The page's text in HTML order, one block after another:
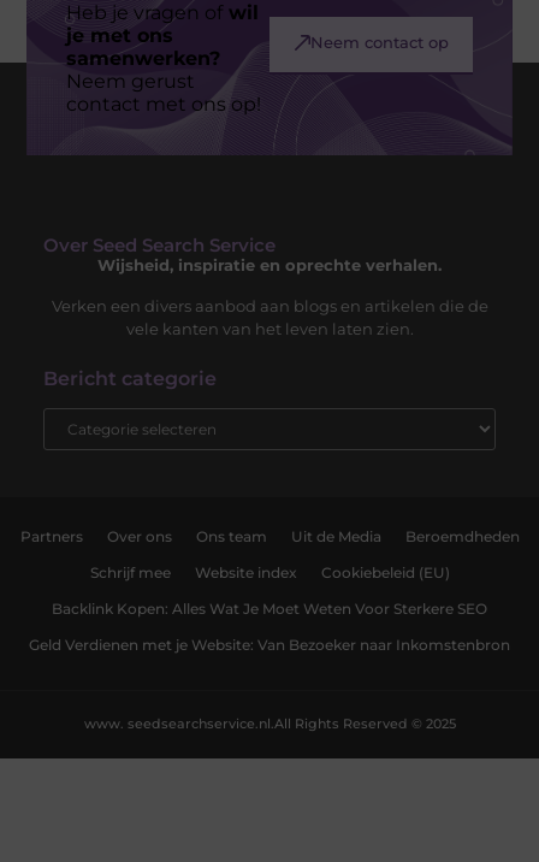
Heb je vragen ofwil
je met ons
samenwerken?
Neem gerust
contact met ons op!
Neem contact op
Over Seed Search Service
Wijsheid, inspiratie en oprechte verhalen.
Verken een divers aanbod aan blogs en artikelen die de
vele kanten van het leven laten zien.
Bericht categorie
Partners Over ons Ons team Uit de Media Beroemdheden
Schrijf mee Website index Cookiebeleid (EU)
Backlink Kopen: Alles Wat Je Moet Weten Voor Sterkere SEO
Geld Verdienen met je Website: Van Bezoeker naar Inkomstenbron
All Rights Reserved © 2025
www. seedsearchservice.nl.